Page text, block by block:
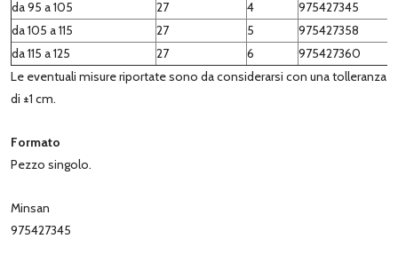
da 95 a 105
27 4
975427345
da 105 a 115
27 5
975427358
da 115 a 125
27 6
975427360
Le eventuali misure riportate sono da considerarsi con una tolleranza
di ±1 cm.
Formato
Pezzo singolo.
Minsan
975427345